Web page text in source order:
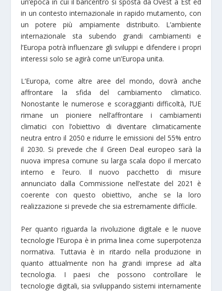
in un contesto internazionale in rapido mutamento, con
un potere più ampiamente distribuito. L’ambiente
internazionale sta subendo grandi cambiamenti e
l’Europa potrà influenzare gli sviluppi e difendere i propri
interessi solo se agirà come un’Europa unita.
L’Europa, come altre aree del mondo, dovrà anche
affrontare la sfida del cambiamento climatico.
Nonostante le numerose e scoraggianti difficoltà, l’UE
rimane un pioniere nell’affrontare i cambiamenti
climatici con l’obiettivo di diventare climaticamente
neutra entro il 2050 e ridurre le emissioni del 55% entro
il 2030. Si prevede che il Green Deal europeo sarà la
nuova impresa comune su larga scala dopo il mercato
interno e l’euro. Il nuovo pacchetto di misure
annunciato dalla Commissione nell’estate del 2021 è
coerente con questo obiettivo, anche se la loro
realizzazione si prevede che sia estremamente difficile.
Per quanto riguarda la rivoluzione digitale e le nuove
tecnologie l’Europa è in prima linea come superpotenza
normativa. Tuttavia è in ritardo nella produzione in
quanto attualmente non ha grandi imprese ad alta
tecnologia. I paesi che possono controllare le
tecnologie digitali, sia sviluppando sistemi internamente